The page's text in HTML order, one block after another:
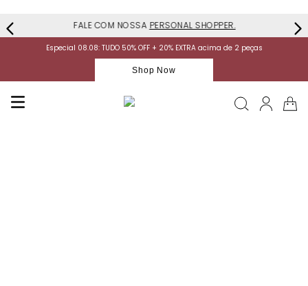
FALE COM NOSSA PERSONAL SHOPPER.
Especial 08.08: TUDO 50% OFF + 20% EXTRA acima de 2 peças
Shop Now